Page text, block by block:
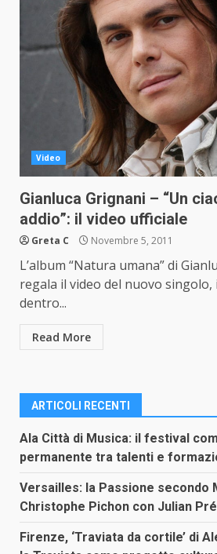
Video
Gianluca Grignani – “Un
addio”: il video ufficiale
Greta C Novembre 5, 2011
L’album “Natura umana” di
regala il video del nuovo
dentro...
Read More
ARTICOLI RECENTI
Ala Città di Musica: il festival
permanente tra talenti e
Versailles: la Passione secondo
Christophe Pichon con Julian
Firenze, ‘Traviata da cortile’ di